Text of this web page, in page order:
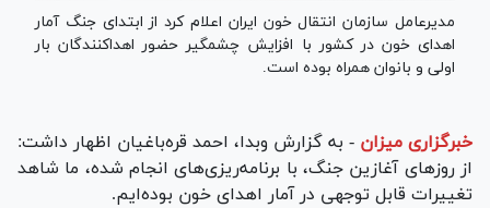
مدیرعامل سازمان انتقال خون ایران اعلام کرد از ابتدای جنگ آمار
اهدای خون در کشور با افزایش چشمگیر حضور اهداکنندگان بار
اولی و بانوان همراه بوده است.
خبرگزاری میزان - به گزارش وبدا، احمد قره‌باغیان اظهار داشت:
از روز‌های آغازین جنگ، با برنامه‌ریزی‌های انجام شده، ما شاهد
تغییرات قابل توجهی در آمار اهدای خون بوده‌ایم.